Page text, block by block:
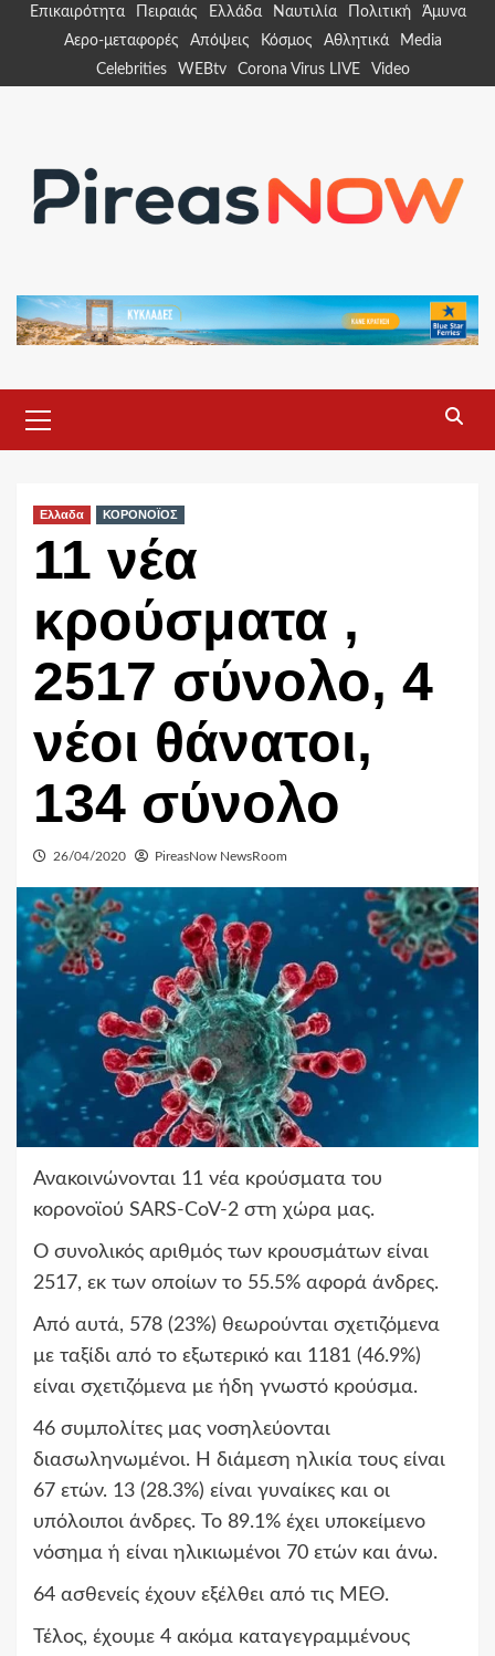
Επικαιρότητα Πειραιάς Ελλάδα Ναυτιλία Πολιτική
Άμυνα
Αερο-μεταφορές
Απόψεις Κόσμος Αθλητικά
Media
Celebrities
WEBtv Corona Virus LIVE Video
Menu
Ελλαδα ΚΟΡΟΝΟΪΟΣ
11 νέα
κρούσματα ,
2517 σύνολο, 4
νέοι θάνατοι,
134 σύνολο
26/04/2020 PireasNow NewsRoom
Ανακοινώνονται 11 νέα κρούσματα του
κορονοϊού SARS-CoV-2 στη χώρα μας.
Ο συνολικός αριθμός των κρουσμάτων είναι
2517, εκ των οποίων το 55.5% αφορά άνδρες.
Από αυτά, 578 (23%) θεωρούνται σχετιζόμενα
με ταξίδι από το εξωτερικό και 1181 (46.9%)
είναι σχετιζόμενα με ήδη γνωστό κρούσμα.
46 συμπολίτες μας νοσηλεύονται
διασωληνωμένοι. Η διάμεση ηλικία τους είναι
67 ετών. 13 (28.3%) είναι γυναίκες και οι
υπόλοιποι άνδρες. To 89.1% έχει υποκείμενο
νόσημα ή είναι ηλικιωμένοι 70 ετών και άνω.
64 ασθενείς έχουν εξέλθει από τις ΜΕΘ.
Τέλος, έχουμε 4 ακόμα καταγεγραμμένους